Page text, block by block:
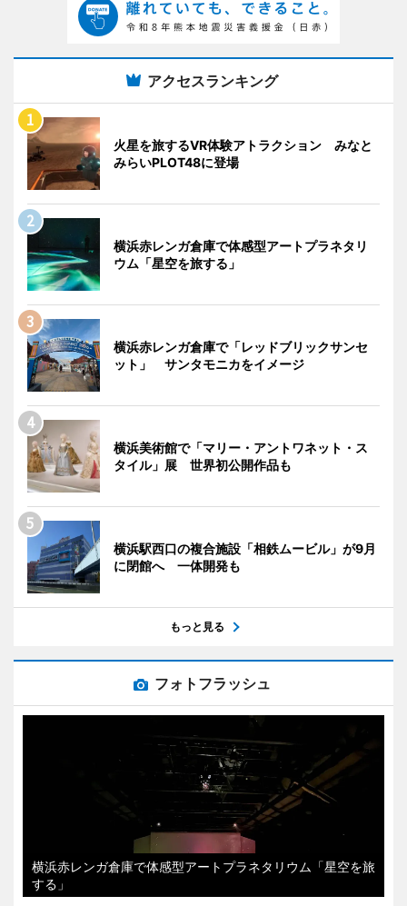
アクセスランキング
火星を旅するVR体験アトラクション みなと
みらいPLOT48に登場
横浜赤レンガ倉庫で体感型アートプラネタリ
ウム「星空を旅する」
横浜赤レンガ倉庫で「レッドブリックサンセ
ット」 サンタモニカをイメージ
横浜美術館で「マリー・アントワネット・ス
タイル」展 世界初公開作品も
横浜駅西口の複合施設「相鉄ムービル」が9月
に閉館へ 一体開発も
もっと見る
フォトフラッシュ
横浜赤レンガ倉庫で体感型アートプラネタリウム「星空を旅
する」